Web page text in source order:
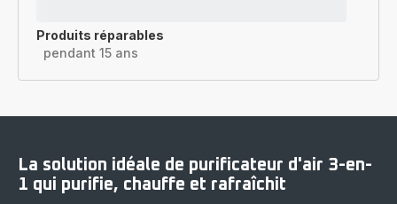
Produits réparables
pendant 15 ans
La solution idéale de purificateur d'air 3-en-
1 qui purifie, chauffe et rafraîchit